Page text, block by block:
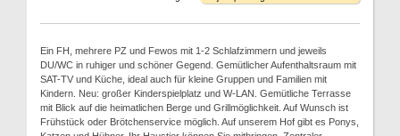
Ein FH, mehrere PZ und Fewos mit 1-2 Schlafzimmern und jeweils
DU/WC in ruhiger und schöner Gegend. Gemütlicher Aufenthaltsraum mit
SAT-TV und Küche, ideal auch für kleine Gruppen und Familien mit
Kindern. Neu: großer Kinderspielplatz und W-LAN. Gemütliche Terrasse
mit Blick auf die heimatlichen Berge und Grillmöglichkeit. Auf Wunsch ist
Frühstück oder Brötchenservice möglich. Auf unserem Hof gibt es Ponys,